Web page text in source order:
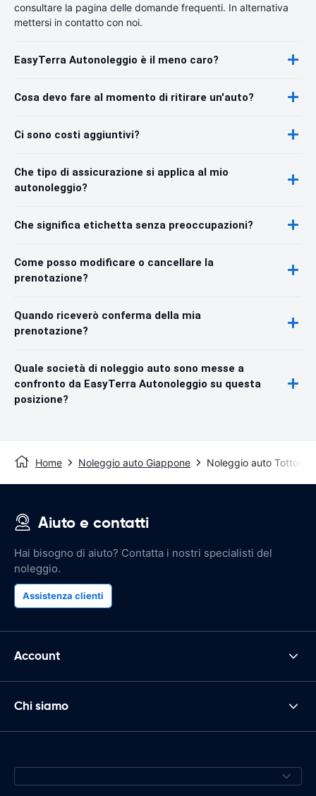
consultare la pagina delle domande frequenti. In alternativa
mettersi in contatto con noi.
EasyTerra Autonoleggio è il meno caro?
Cosa devo fare al momento di ritirare un'auto?
Ci sono costi aggiuntivi?
Che tipo di assicurazione si applica al mio
autonoleggio?
Che significa etichetta senza preoccupazioni?
Come posso modificare o cancellare la
prenotazione?
Quando riceverò conferma della mia
prenotazione?
Quale società di noleggio auto sono messe a
confronto da EasyTerra Autonoleggio su questa
posizione?
Home Noleggio auto Giappone Noleggio auto Tottori
Aiuto e contatti
Hai bisogno di aiuto? Contatta i nostri specialisti del
noleggio.
Assistenza clienti
Account
Chi siamo